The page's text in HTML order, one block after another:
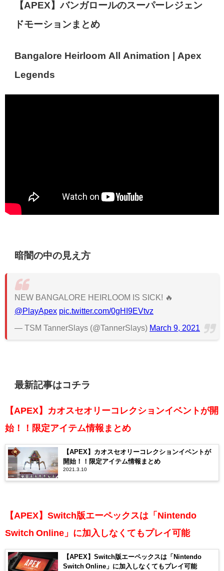
【APEX】バンガロールのスーパーレジェン
ドモーションまとめ
Bangalore Heirloom All Animation | Apex
Legends
暗闇の中の見え方
NEW BANGALORE HEIRLOOM IS SICK! 🔥
@PlayApex pic.twitter.com/0gHI9EVtvz
— TSM TannerSlays (@TannerSlays) March 9, 2021
最新記事はコチラ
【APEX】カオスセオリーコレクションイベントが開
始！！限定アイテム情報まとめ
【APEX】カオスセオリーコレクションイベントが
開始！！限定アイテム情報まとめ
2021.3.10
【APEX】Switch版エーペックスは「Nintendo
Switch Online」に加入しなくてもプレイ可能
【APEX】Switch版エーペックスは「Nintendo
Switch Online」に加入しなくてもプレイ可能